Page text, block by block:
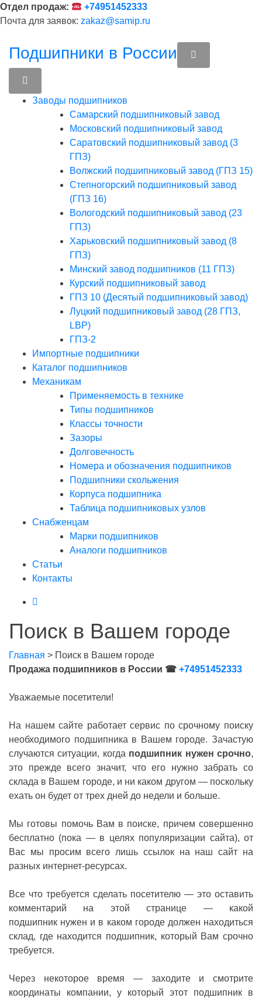
Перейти
к
Отдел продаж:
+74951452333
Почта для заявок: zakaz@samip.ru
Подшипники в России
Заводы подшипников
Cамарский подшипниковый завод
Московский подшипниковый завод
Саратовский подшипниковый завод (3
ГПЗ)
Волжский подшипниковый завод (ГПЗ 15)
Степногорский подшипниковый завод
(ГПЗ 16)
Вологодский подшипниковый завод (23
ГПЗ)
Харьковский подшипниковый завод (8
ГПЗ)
Минский завод подшипников (11 ГПЗ)
Курский подшипниковый завод
ГПЗ 10 (Десятый подшипниковый завод)
Луцкий подшипниковый завод (28 ГПЗ,
LBP)
ГПЗ-2
Импортные подшипники
Каталог подшипников
Механикам
Применяемость в технике
Типы подшипников
Классы точности
Зазоры
Долговечность
Номера и обозначения подшипников
Подшипники скольжения
Корпуса подшипника
Таблица подшипниковых узлов
Снабженцам
Марки подшипников
Аналоги подшипников
Статьи
Контакты
Поиск в Вашем городе
Главная > Поиск в Вашем городе
Продажа подшипников в России ☎ +74951452333
Уважаемые посетители!
На нашем сайте работает сервис по срочному поиску
необходимого подшипника в Вашем городе. Зачастую
случаются ситуации, когда подшипник нужен срочно,
это прежде всего значит, что его нужно забрать со
склада в Вашем городе, и ни каком другом — поскольку
ехать он будет от трех дней до недели и больше.
Мы готовы помочь Вам в поиске, причем совершенно
бесплатно (пока — в целях популяризации сайта), от
Вас мы просим всего лишь ссылок на наш сайт на
разных интернет-ресурсах.
Все что требуется сделать посетителю — это оставить
комментарий на этой странице — какой
подшипник нужен и в каком городе должен находиться
склад, где находится подшипник, который Вам срочно
требуется.
Через некоторое время — заходите и смотрите
координаты компании, у который этот подшипник в